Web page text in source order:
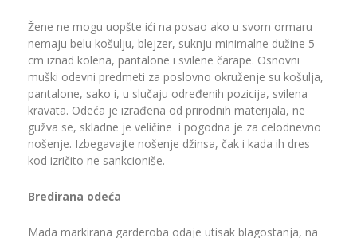
Žene ne mogu uopšte ići na posao ako u svom ormaru
nemaju belu košulju, blejzer, suknju minimalne dužine 5
cm iznad kolena, pantalone i svilene čarape. Osnovni
muški odevni predmeti za poslovno okruženje su košulja,
pantalone, sako i, u slučaju određenih pozicija, svilena
kravata. Odeća je izrađena od prirodnih materijala, ne
gužva se, skladne je veličine i pogodna je za celodnevno
nošenje. Izbegavajte nošenje džinsa, čak i kada ih dres
kod izričito ne sankcioniše.
Bredirana odeća
Mada markirana garderoba odaje utisak blagostanja, na